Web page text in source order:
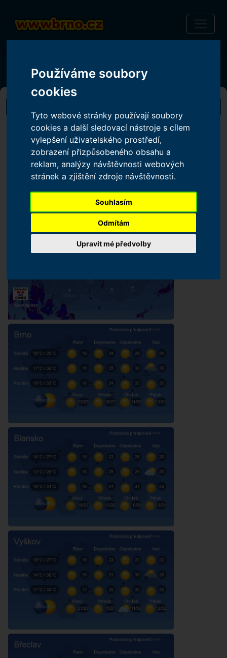
Používáme soubory
cookies
Tyto webové stránky používají soubory
cookies a další sledovací nástroje s cílem
vylepšení uživatelského prostředí,
zobrazení přizpůsobeného obsahu a
reklam, analýzy návštěvnosti webových
stránek a zjištění zdroje návštěvnosti.
Souhlasím
Odmítám
Upravit mé předvolby
Svátek máLada, zítra:Soběslavblahopřejeme!